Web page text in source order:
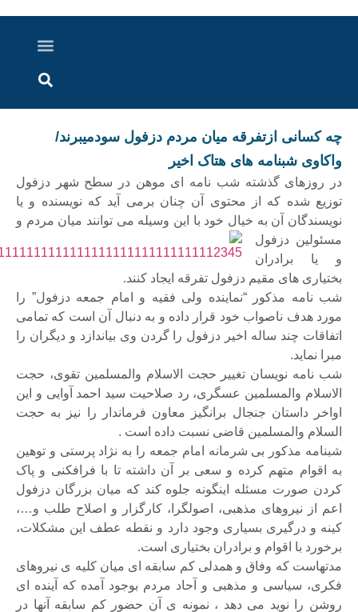
چه کسانی ازتفرقه میان مردم دزفول سودمیبرند/
واکاوی شبنامه های هتاک اخیر
در روزهای گذشته شب نامه ای موهن در سطح شهر دزفول
توزیع شده که از محتوی آن چنان برمی آید که نویسنده و یا
نویسندگان آن به خیال خود با این وسیله می توانند میان مردم و
مسئولین دزفول
و یا برادران
بختیاری های مقیم دزفول تفرقه ایجاد کنند.
شب نامه مذکور “نماینده ولی فقیه و امام جمعه دزفول” را
مورد هدف ناصواب خود قرار داده و به دنبال آن است که تمامی
اتفاقات چند ساله اخیر دزفول را گردن وی بیاندازد و دیگران را
مبرا نماید.
شب نامه نویسان تغییر حجت الاسلام والمسلمین تقوی، حجت
الاسلام والمسلمین عسگری، رد صلاحیت سید احمد آوایی و این
اواخر داستان جنجال برانگیز معاون فرماندار را نیز به حجت
السلام والمسلمین قاضی نسبت داده است .
شبنامه مذکور بی شرمانه امام جمعه را به نژاد پرستی و توهین
به اقوام متهم کرده و سعی بر آن داشته تا با فرافکنی و پاک
کردن صورت مسئله اینگونه جلوه کند که میان بزرگان دزفول
اعم از نیروهای مذهبی، اصولگرا، کارگزار و اصلاح طلب و…،
کینه و درگیری بسیاری وجود دارد و نقطه عطف این مشکلات،
برخورد با اقوام و برادران بختیاری است.
مدتهاست که وفاق و همدلی کم سابقه ای میان کلیه ی نیروهای
فکری، سیاسی و مذهبی و آحاد مردم بوجود آمده که آینده ای
روشن را نوید می دهد ، نمونه ی آن حضور کم سابقه آنها در